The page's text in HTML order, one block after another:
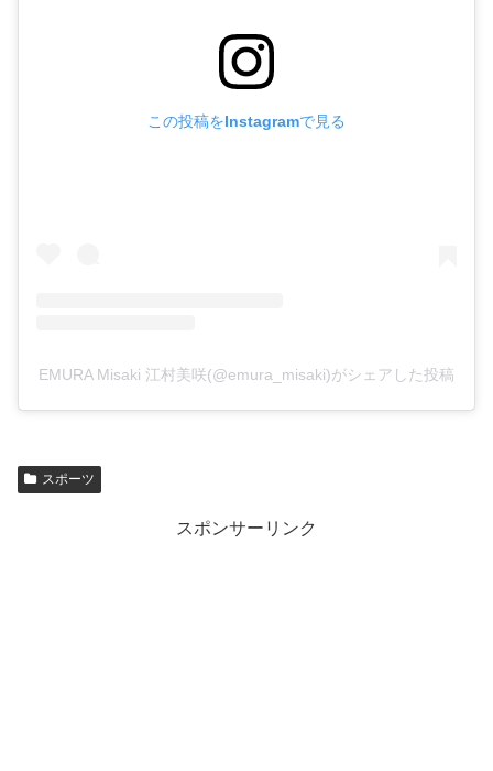
この投稿をInstagramで見る
EMURA Misaki 江村美咲(@emura_misaki)がシェアした投稿
スポーツ
スポンサーリンク